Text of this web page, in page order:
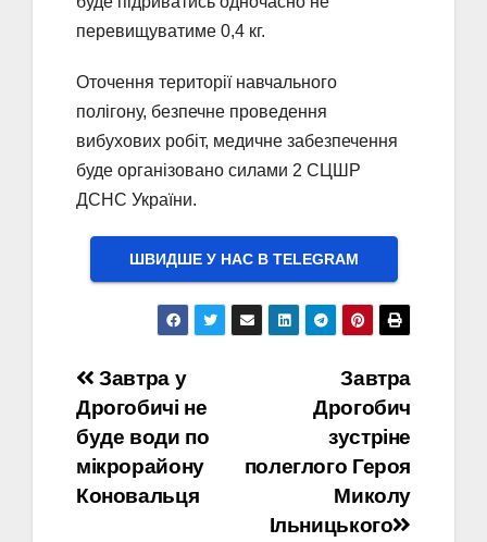
перевищуватиме 0,4 кг.
Оточення території навчального
полігону, безпечне проведення
вибухових робіт, медичне забезпечення
буде організовано силами 2 СЦШР
ДСНС України.
ШВИДШЕ У НАС В ТELEGRAM
Навігація
записів
Завтра
Дрогобич
зустріне
полеглого Героя
Миколу
Ільницького
Завтра у
Дрогобичі не
буде води по
мікрорайону
Коновальця